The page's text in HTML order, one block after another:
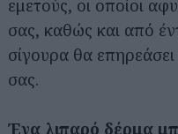
εμετούς, οι οποίοι
σας, καθώς και από
σίγουρα θα
σας.
Ένα λιπαρό δέρμα